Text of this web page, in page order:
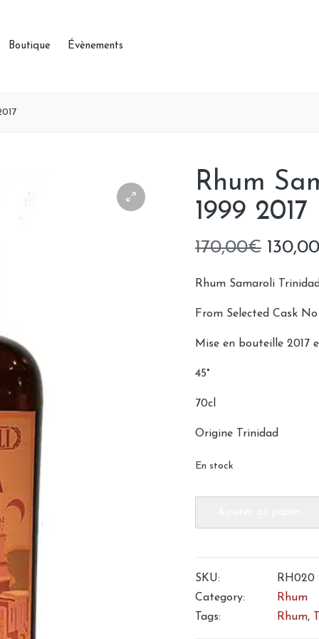
Boutique Évènements
Rhum
1999 2017
170,00€ Le
prix
initial
était :
130,00
Rhum Samaroli
From Selected Cask
Mise en bouteille 2017
45°
70cl
Origine Trinidad
En stock
Trinidad
1999
2017
SKU:
RH020
Category:
Rhum
Tags:
Rhum,